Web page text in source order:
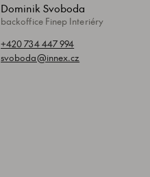
Dominik Svoboda
backoffice Finep Interiéry
+420 734 447 994
svoboda@innex.cz